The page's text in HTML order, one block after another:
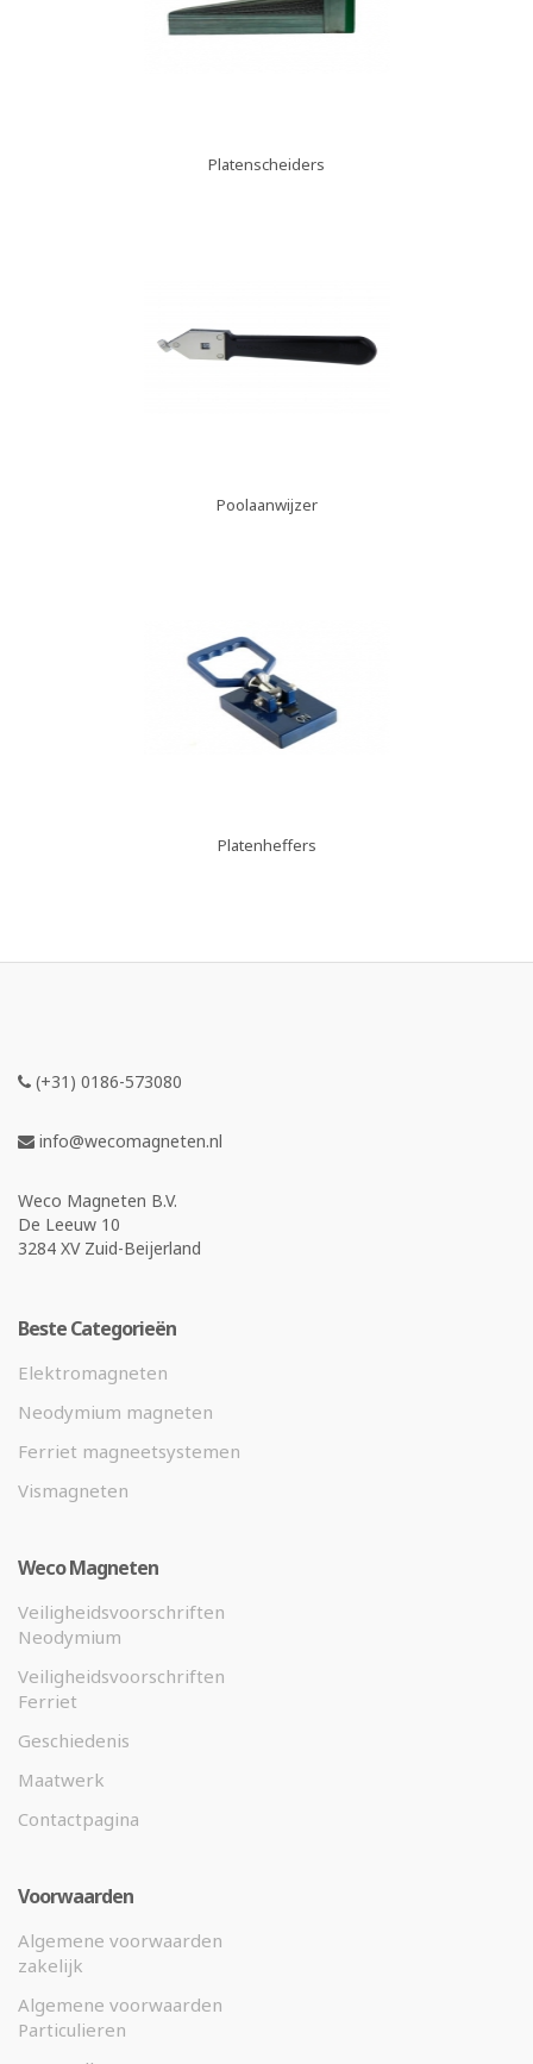
Platenscheiders
Poolaanwijzer
Platenheffers
(+31) 0186-573080
info@wecomagneten.nl
Weco Magneten B.V.
De Leeuw 10
3284 XV Zuid-Beijerland
Beste Categorieën
Elektromagneten
Neodymium magneten
Ferriet magneetsystemen
Vismagneten
Weco Magneten
Veiligheidsvoorschriften
Neodymium
Veiligheidsvoorschriften
Ferriet
Geschiedenis
Maatwerk
Contactpagina
Voorwaarden
Algemene voorwaarden
zakelijk
Algemene voorwaarden
Particulieren